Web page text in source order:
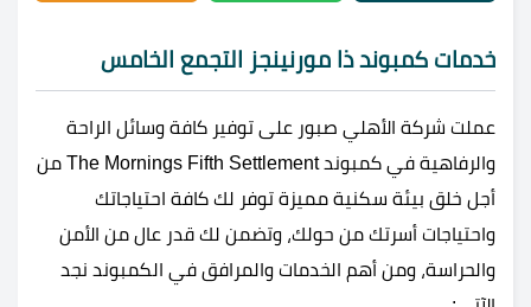
خدمات كمبوند ذا مورنينجز التجمع الخامس
عملت شركة الأهلي صبور على توفير كافة وسائل الراحة
والرفاهية في كمبوند The Mornings Fifth Settlement من
أجل خلق بيئة سكنية مميزة توفر لك كافة احتياجاتك
واحتياجات أسرتك من حولك، وتضمن لك قدر عال من الأمن
والحراسة، ومن أهم الخدمات والمرافق في الكمبوند نجد